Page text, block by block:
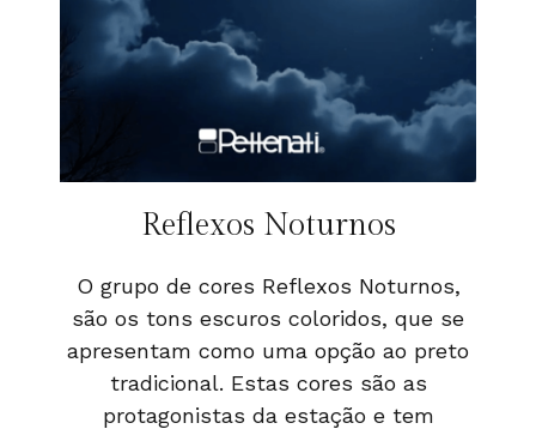
Reflexos Noturnos
O grupo de cores Reflexos Noturnos,
são os tons escuros coloridos, que se
apresentam como uma opção ao preto
tradicional. Estas cores são as
protagonistas da estação e tem